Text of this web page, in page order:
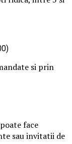
si prin
face
sau invitatii de